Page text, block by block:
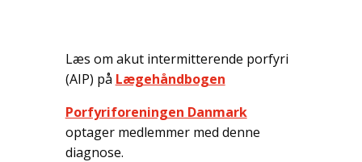
Læs om akut intermitterende porfyri
(AIP) på Lægehåndbogen
Porfyriforeningen Danmark
optager medlemmer med denne
diagnose.